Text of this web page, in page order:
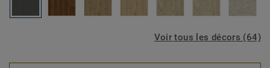
Voir tous les décors (64)